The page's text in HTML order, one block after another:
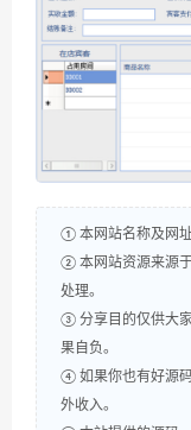
① 本网站名称及网
② 本网站资源来源
处理。
③ 分享目的仅供大
果自负。
④ 如果你也有好源
外收入。